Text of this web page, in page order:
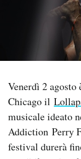
NEWSLETTER
I MIEI PREFERITI
SHOP
Venerdì 2
Chicago il
musicale ideato
Addiction Perry
festival durerà